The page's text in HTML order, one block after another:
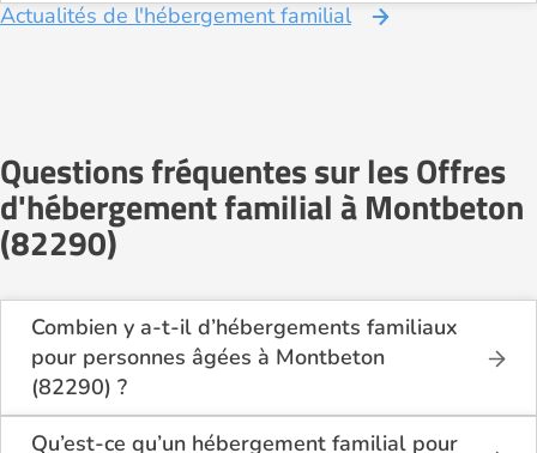
Actualités de l'hébergement familial
Questions fréquentes sur les Offres
d'hébergement familial à Montbeton
(82290)
Combien y a-t-il d’hébergements familiaux
pour personnes âgées à Montbeton
(82290) ?
Sur Logement-seniors.com, on recense actuellement
1 hébergements familiaux pour personnes âgées à
Qu’est-ce qu’un hébergement familial pour